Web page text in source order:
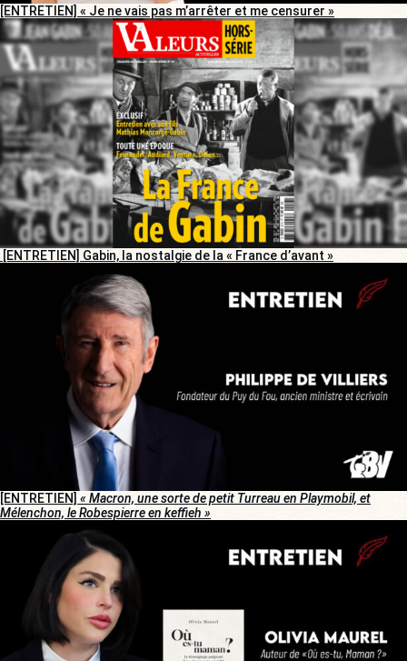
[ENTRETIEN] « Je ne vais pas m’arrêter et me censurer »
[ENTRETIEN] Gabin, la nostalgie de la « France d’avant »
[ENTRETIEN] « Macron, une sorte de petit Turreau en Playmobil, et
Mélenchon, le Robespierre en keffieh »